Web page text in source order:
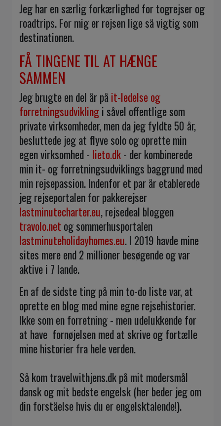
Jeg har en særlig forkærlighed for togrejser og
roadtrips. For mig er rejsen lige så vigtig som
destinationen.
FÅ TINGENE TIL AT HÆNGE
SAMMEN
Jeg brugte en del år på it-ledelse og
forretningsudviklingi såvel offentlige som
private virksomheder, men da jeg fyldte 50 år,
besluttede jeg at flyve solo og oprette min
egen virksomhed - lieto.dk- der kombinerede
min it- og forretningsudviklings baggrund med
min rejsepassion. Indenfor et par år etablerede
jeg rejseportalen for pakkerejser
lastminutecharter.eu, rejsedeal bloggen
travolo.net og sommerhusportalen
lastminuteholidayhomes.eu. I 2019 havde mine
sites mere end 2 millioner besøgende og var
aktive i 7 lande.
En af de sidste ting på min to-do liste var, at
oprette en blog med mine egne rejsehistorier.
Ikke som en forretning - men udelukkende for
at have fornøjelsen med ​​at skrive og fortælle
mine historier fra hele verden.
Så kom travelwithjens.dk på mit modersmål
dansk og mit bedste engelsk (her beder jeg om
din forståelse hvis du er engelsktalende!).